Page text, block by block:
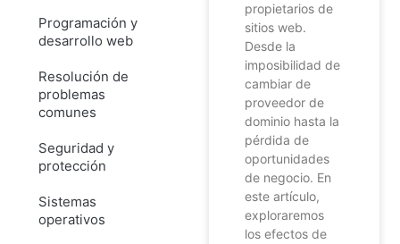
Programación y
desarrollo web
Resolución de
problemas
comunes
Seguridad y
protección
Sistemas
operativos
propietarios de
sitios web.
Desde la
imposibilidad de
cambiar de
proveedor de
dominio hasta la
pérdida de
oportunidades
de negocio. En
este artículo,
exploraremos
los efectos de